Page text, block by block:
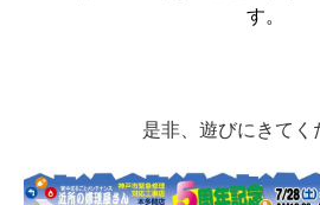
す。
是非、遊びにきてく